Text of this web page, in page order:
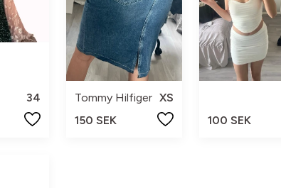
34
Tommy Hilfiger XS
150 SEK
100 SEK